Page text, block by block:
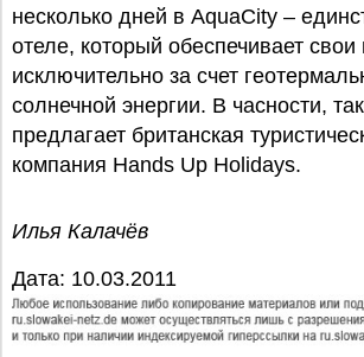
несколько дней в AquaCity –
отеле, который обеспечивает свои
исключительно за счет
солнечной энергии. В часности,
предлагает британская
компания Hands Up Holidays.
Илья Калачёв
Дата: 10.03.2011